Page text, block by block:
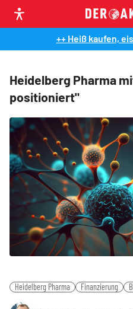
++ Heiß kaufen,
Heidelberg Pharma
positioniert"
Heidelberg Pharma Finanzierung